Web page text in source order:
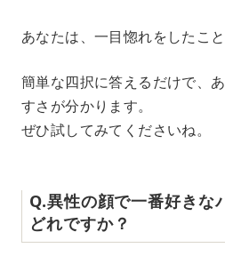
あなたは、一目惚れをしたこ
簡単な四択に答えるだけで、
すさが分かります。
ぜひ試してみてくださいね。
Q.異性の顔で一番好きな
どれですか？